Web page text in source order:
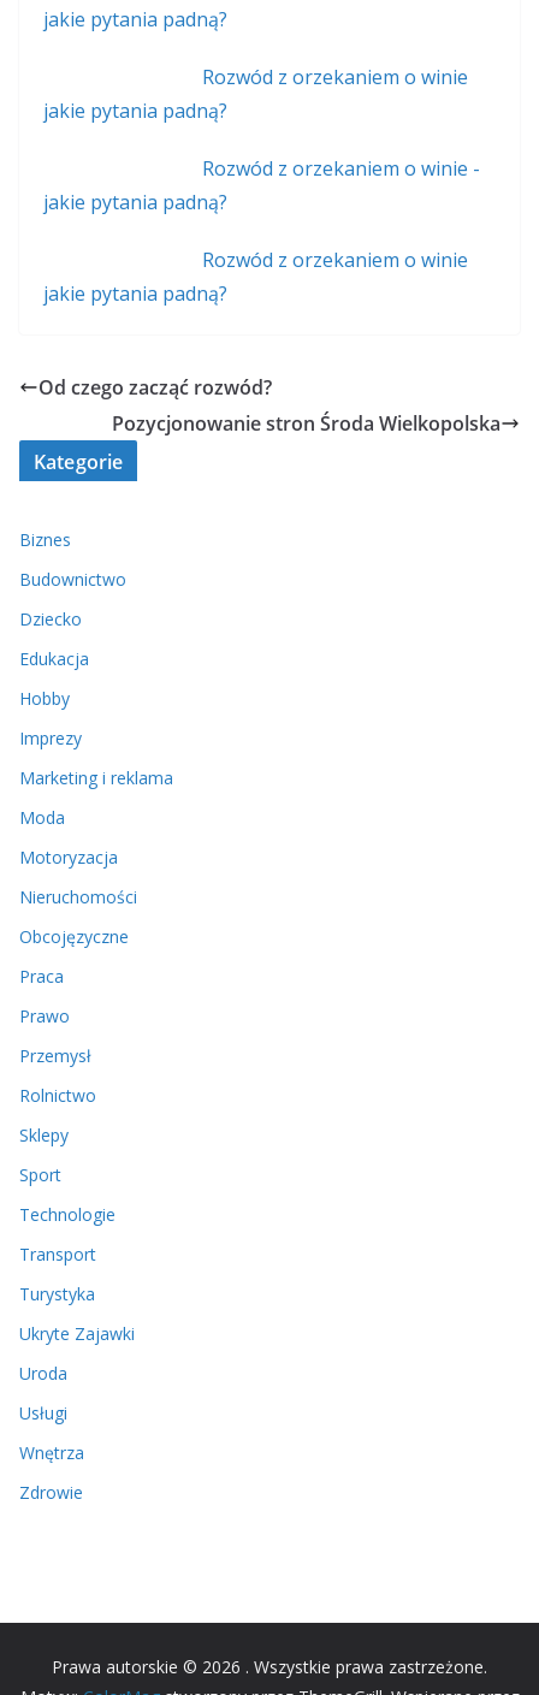
jakie pytania padną?
Rozwód z orzekaniem o winie
jakie pytania padną?
Rozwód z orzekaniem o winie -
jakie pytania padną?
Rozwód z orzekaniem o winie
jakie pytania padną?
Od czego zacząć rozwód?
Pozycjonowanie stron Środa Wielkopolska
Kategorie
Biznes
Budownictwo
Dziecko
Edukacja
Hobby
Imprezy
Marketing i reklama
Moda
Motoryzacja
Nieruchomości
Obcojęzyczne
Praca
Prawo
Przemysł
Rolnictwo
Sklepy
Sport
Technologie
Transport
Turystyka
Ukryte Zajawki
Uroda
Usługi
Wnętrza
Zdrowie
Prawa autorskie © 2026 . Wszystkie prawa zastrzeżone.